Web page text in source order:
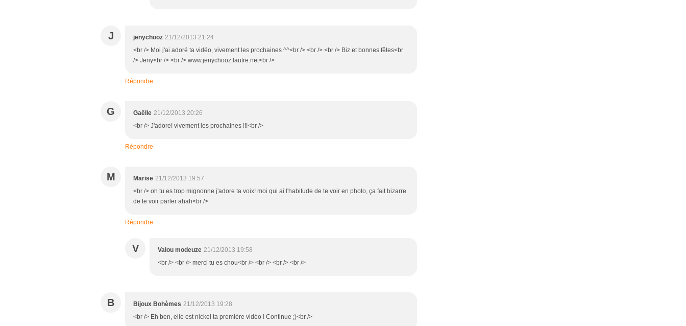
J jenychooz 21/12/2013 21:24
<br /> Moi j'ai adoré ta vidéo, vivement les prochaines ^^<br /> <br /> <br /> Biz et bonnes fêtes<br
/> Jeny<br /> <br /> www.jenychooz.lautre.net<br />
Répondre
G Gaëlle 21/12/2013 20:26
<br /> J'adore! vivement les prochaines !!!<br />
Répondre
M Marise 21/12/2013 19:57
<br /> oh tu es trop mignonne j'adore ta voix! moi qui ai l'habitude de te voir en photo, ça fait bizarre
de te voir parler ahah<br />
Répondre
V Valou modeuze 21/12/2013 19:58
<br /> <br /> merci tu es chou<br /> <br /> <br /> <br />
B Bijoux Bohèmes 21/12/2013 19:28
<br /> Eh ben, elle est nickel ta première vidéo ! Continue ;)<br />